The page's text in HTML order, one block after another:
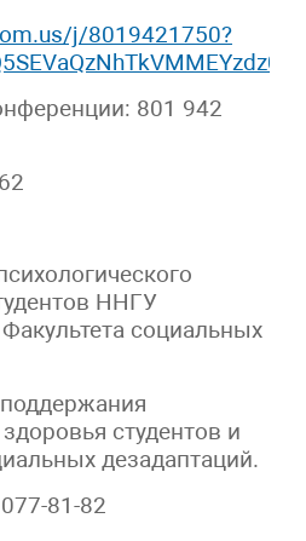
j/8019421750?
801 942
ННГУ
социальных
студентов и
дезадаптаций.
81-82